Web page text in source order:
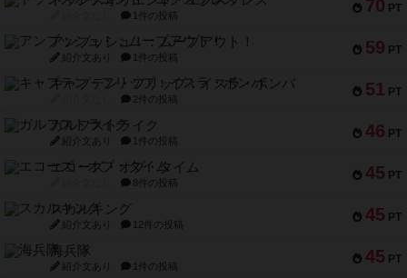
70 PT
1件の投稿
59 PT
アンブッシュ！：ムーブアウト！
紹介文あり 1件の投稿
51 PT
キャプテン・フリップ：イスラ・ボンバ
2件の投稿
46 PT
ガルフストライク
紹介文あり 1件の投稿
45 PT
エコーズ・オブ・タイム
8件の投稿
45 PT
スカルキング
紹介文あり 12件の投稿
45 PT
海兵隊
紹介文あり 1件の投稿